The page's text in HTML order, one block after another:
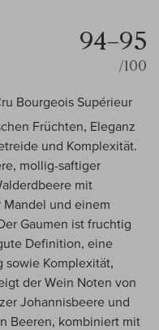
94–95
/100
Bourgeois Supérieur
Früchten, Eleganz
und Komplexität.
mollig-saftiger
mit
und einem
Gaumen ist fruchtig
Definition, eine
sowie Komplexität,
der Wein Noten von
Johannisbeere und
Beeren, kombiniert mit